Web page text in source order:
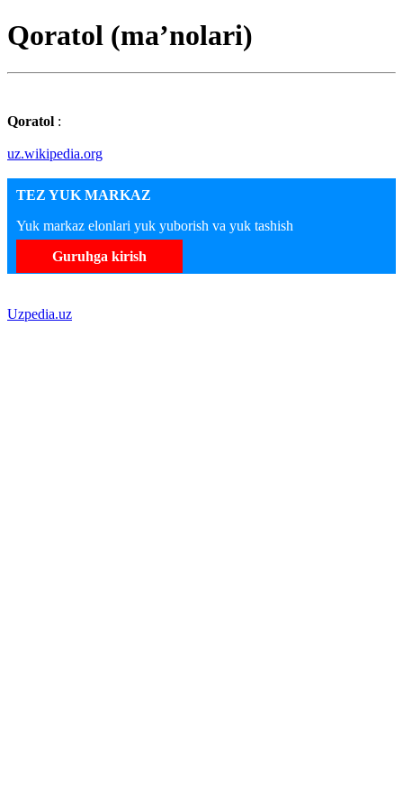
Qoratol (maʼnolari)
Qoratol :
uz.wikipedia.org
TEZ YUK MARKAZ
Yuk markaz elonlari yuk yuborish va yuk tashish
Guruhga kirish
Uzpedia.uz